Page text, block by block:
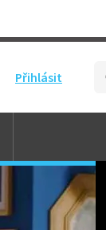
Přihlásit